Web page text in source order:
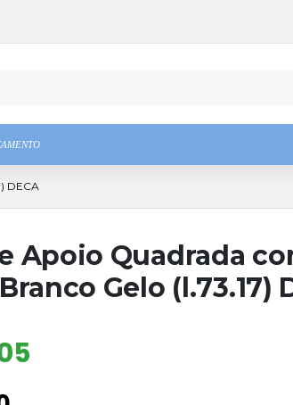
DECA
Apoio Quadrada
Gelo (l.73.17)